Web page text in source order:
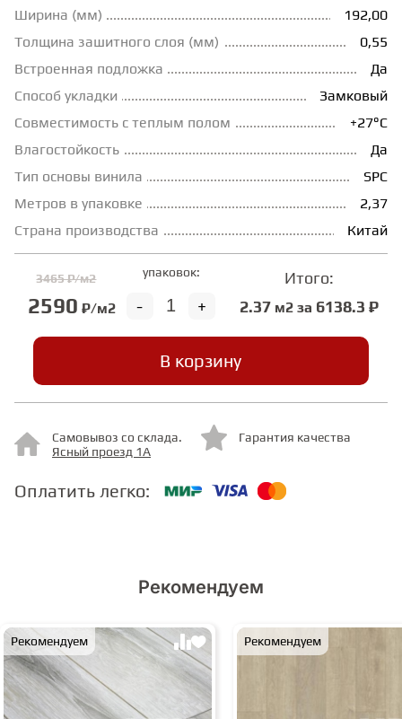
ТЕРМОПАРКЕТ
ЭКОМАССИВ
МАССИВНАЯ ДОСКА
ИНЖЕНЕРНЫЙ МОДУЛЬ
СТУПЕНИ
ЛАМИНАТ MSPC
Ширина (мм)
192,00
Толщина зашитного слоя (мм)
0,55
Встроенная подложка
Да
Способ укладки
Замковый
Совместимость с теплым полом
+27°С
Влагостойкость
Да
Тип основы винила
SPC
Метров в упаковке
2,37
Страна производства
Китай
3465 ₽/м2
2590 ₽/м2
упаковок:
+
-
Итого:
2.37м2 за 6138.3 ₽
В корзину
Самовывоз со склада.
Ясный проезд 1А
Гарантия качества
Оплатить легко:
Рекомендуем
Рекомендуем Рекомендуем